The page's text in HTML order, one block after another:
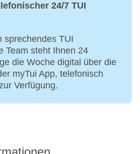
24/7 TUI
sprechendes TUI
Team steht Ihnen 24
die Woche digital über die
myTui App, telefonisch
Verfügung.